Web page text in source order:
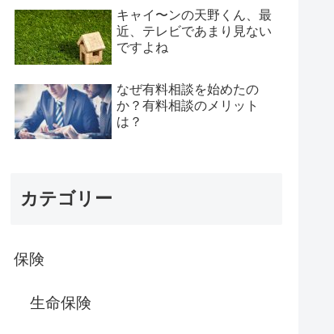
キャイ〜ンの天野くん、最
近、テレビであまり見ない
ですよね
なぜ有料相談を始めたの
か？有料相談のメリット
は？
カテゴリー
保険
生命保険